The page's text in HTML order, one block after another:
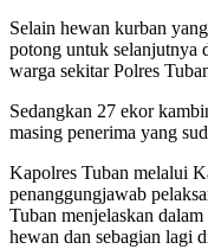
Selain hewan kurban
potong untuk selanjutnya
warga sekitar Polres
Sedangkan 27 ekor
masing penerima yang
Kapolres Tuban melalui
penanggungjawab
Tuban menjelaskan
hewan dan sebagian lagi